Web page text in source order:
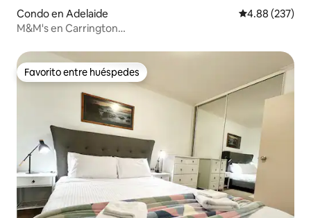
Condo en Adelaide Calificación
4.88 (237)
M&M's en Carrington
Favorito entre huéspedes
Favorito entre huéspedes